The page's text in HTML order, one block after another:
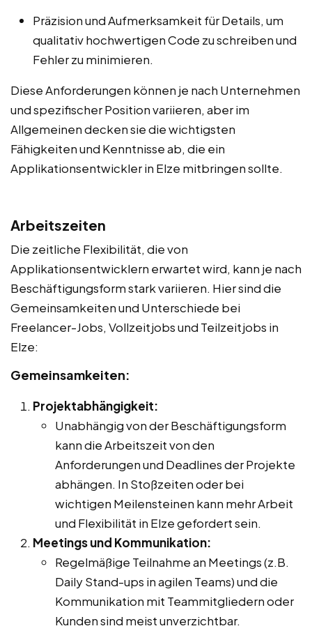
Präzision und Aufmerksamkeit für Details, um
qualitativ hochwertigen Code zu schreiben und
Fehler zu minimieren.
Diese Anforderungen können je nach Unternehmen
und spezifischer Position variieren, aber im
Allgemeinen decken sie die wichtigsten
Fähigkeiten und Kenntnisse ab, die ein
Applikationsentwickler in Elze mitbringen sollte.
Arbeitszeiten
Die zeitliche Flexibilität, die von
Applikationsentwicklern erwartet wird, kann je nach
Beschäftigungsform stark variieren. Hier sind die
Gemeinsamkeiten und Unterschiede bei
Freelancer-Jobs, Vollzeitjobs und Teilzeitjobs in
Elze:
Gemeinsamkeiten:
Projektabhängigkeit:
Unabhängig von der Beschäftigungsform
kann die Arbeitszeit von den
Anforderungen und Deadlines der Projekte
abhängen. In Stoßzeiten oder bei
wichtigen Meilensteinen kann mehr Arbeit
und Flexibilität in Elze gefordert sein.
Meetings und Kommunikation:
Regelmäßige Teilnahme an Meetings (z.B.
Daily Stand-ups in agilen Teams) und die
Kommunikation mit Teammitgliedern oder
Kunden sind meist unverzichtbar.